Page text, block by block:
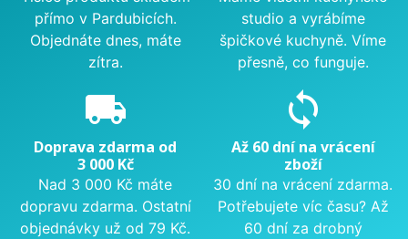
přímo v Pardubicích.
Objednáte dnes, máte
zítra.
studio a vyrábíme
špičkové kuchyně. Víme
přesně, co funguje.
local_shipping
Doprava zdarma od
3 000 Kč
Nad 3 000 Kč máte
dopravu zdarma. Ostatní
objednávky už od 79 Kč.
sync
Až 60 dní na vrácení
zboží
30 dní na vrácení zdarma.
Potřebujete víc času? Až
60 dní za drobný